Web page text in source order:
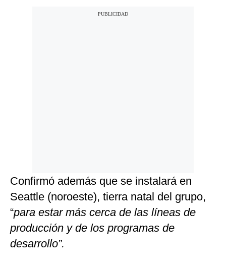
Confirmó además que se instalará en
Seattle (noroeste), tierra natal del grupo,
“para estar más cerca de las líneas de
producción y de los programas de
desarrollo”.